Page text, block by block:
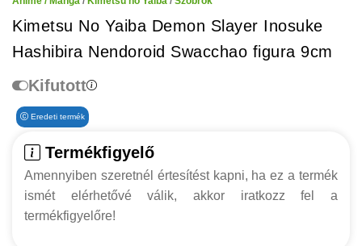
Kimetsu No Yaiba Demon Slayer Inosuke
Hashibira Nendoroid Swacchao figura 9cm
Kifutott
Eredeti termék
Termékfigyelő
Amennyiben szeretnél értesítést kapni, ha ez a termék
ismét elérhetővé válik, akkor iratkozz fel a
termékfigyelőre!